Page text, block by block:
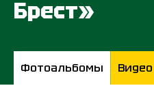
Брест»
Фотоальбомы Видео